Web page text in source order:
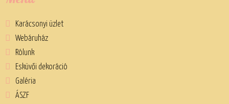
Karácsonyi üzlet
Webáruház
Rólunk
Esküvői dekoráció
Galéria
ÁSZF